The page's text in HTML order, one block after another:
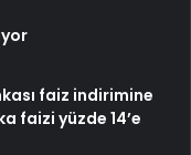
faiz indirimine
faizi yüzde 14’e